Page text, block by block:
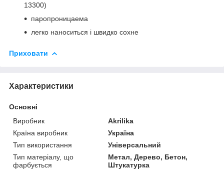
13300)
паропроницаема
легко наноситься і швидко сохне
Приховати
Характеристики
Основні
Виробник
Akrilika
Країна виробник
Україна
Тип використання
Універсальний
Тип матеріалу, що
фарбується
Метал, Дерево, Бетон,
Штукатурка